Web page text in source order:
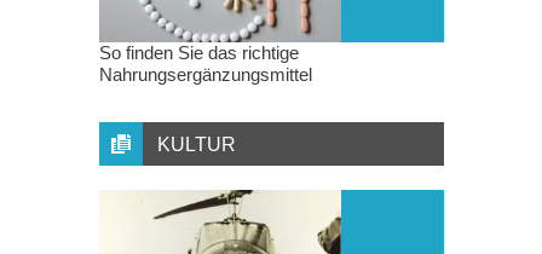
So finden Sie das richtige
Nahrungsergänzungsmittel
KULTUR